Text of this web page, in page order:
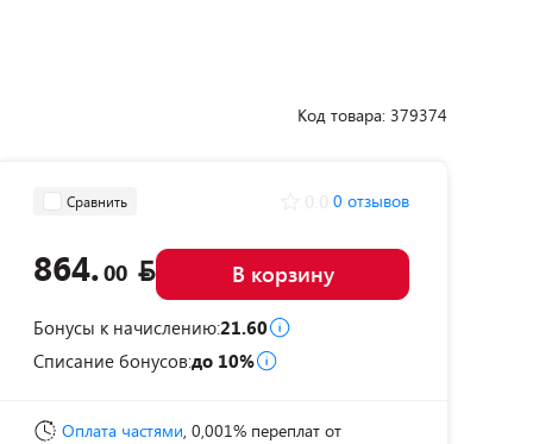
Код товара: 379374
Сравнить 0 отзывов
864.00 В корзину
Бонусы к начислению:21.60
Списание бонусов:до 10%
Оплата частями, 0,001% переплат от